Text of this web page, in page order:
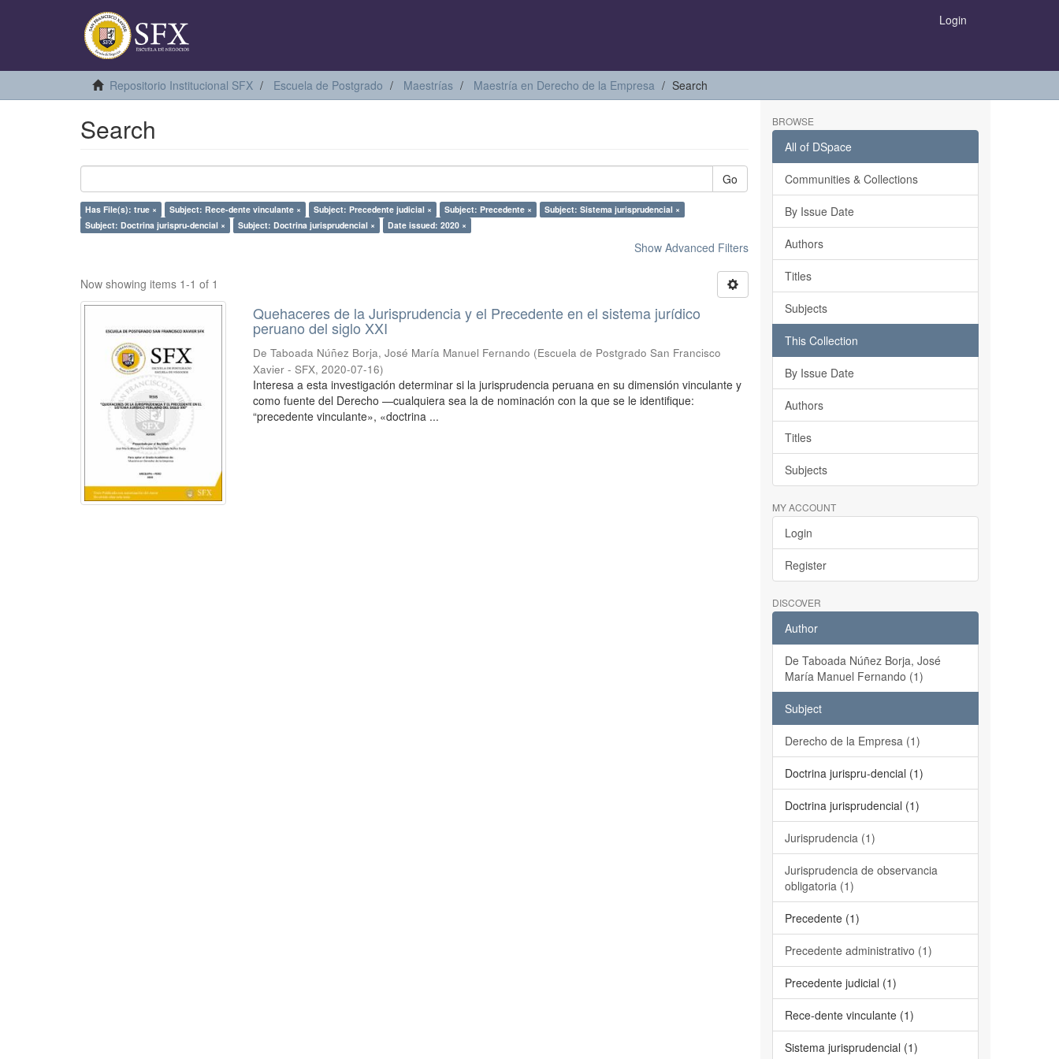
Login
Repositorio Institucional SFX Escuela de Postgrado Maestrías Maestría en Derecho de la Empresa Search
Search
Go
Has File(s): true × Subject: Rece-dente vinculante × Subject: Precedente judicial × Subject: Precedente ×
Subject: Sistema jurisprudencial ×
Subject: Doctrina jurispru-dencial ×
Subject: Doctrina jurisprudencial × Date issued: 2020 ×
Show Advanced Filters
Now showing items 1-1 of 1
Quehaceres de la Jurisprudencia y el Precedente en el sistema jurídico
peruano del siglo XXI
De Taboada Núñez Borja, José María Manuel Fernando (Escuela de Postgrado San Francisco
Xavier - SFX,2020-07-16)
Interesa a esta investigación determinar si la jurisprudencia peruana en su dimensión vinculante y
como fuente del Derecho —cualquiera sea la de nominación con la que se le identifique:
“precedente vinculante», «doctrina ...
BROWSE
All of DSpace
Communities & Collections
By Issue Date
Authors
Titles
Subjects
This Collection
By Issue Date
Authors
Titles
Subjects
MY ACCOUNT
Login
Register
DISCOVER
Author
De Taboada Núñez Borja, José
María Manuel Fernando (1)
Subject
Derecho de la Empresa (1)
Doctrina jurispru-dencial (1)
Doctrina jurisprudencial (1)
Jurisprudencia (1)
Jurisprudencia de observancia
obligatoria (1)
Precedente (1)
Precedente administrativo (1)
Precedente judicial (1)
Rece-dente vinculante (1)
Sistema jurisprudencial (1)